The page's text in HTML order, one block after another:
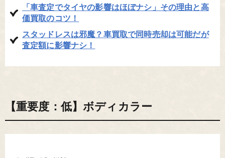
「車査定でタイヤの影響はほぼナシ」その理由と高
価買取のコツ！
スタッドレスは邪魔？車買取で同時売却は可能だが
査定額に影響ナシ！
【重要度：低】ボディカラー